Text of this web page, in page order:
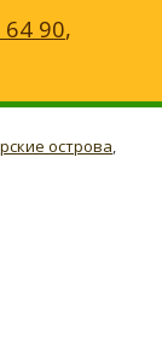
90,
острова